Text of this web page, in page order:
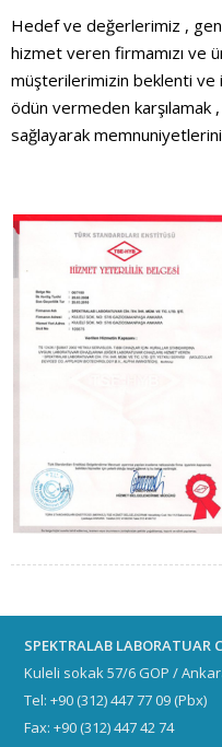
Hedef ve değerlerimiz ,
hizmet veren firmamızı ve
müşterilerimizin beklenti ve
ödün vermeden karşılamak
sağlayarak
SPEKTRALAB LABORATUAR
Kuleli sokak 57/6 GOP /
Tel: +90 (312) 447 77 09 (Pbx)
Fax: +90 (312) 447 42 74